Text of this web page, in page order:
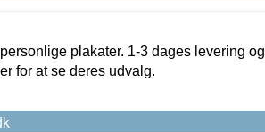
plakater. 1-3 dages levering og
for at se deres udvalg.